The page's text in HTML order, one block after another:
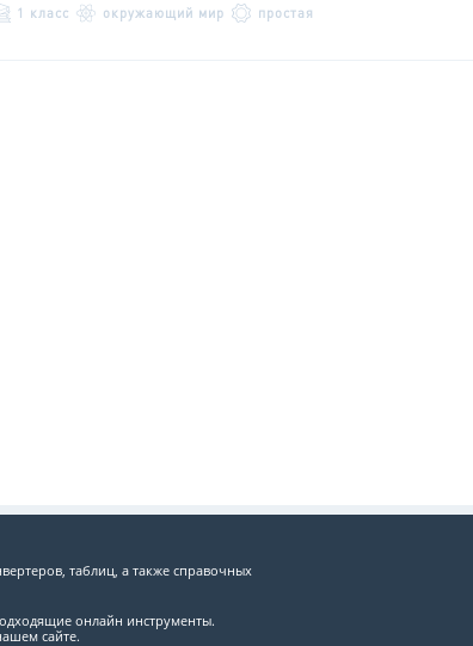
1 класс окружающий мир простая
таблиц, а также справочных
онлайн инструменты.
сайте.